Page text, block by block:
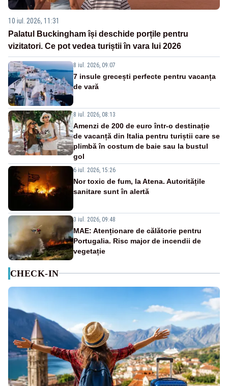
10 iul. 2026, 11:31
Palatul Buckingham își deschide porțile pentru
vizitatori. Ce pot vedea turiștii în vara lui 2026
8 iul. 2026, 09:07
7 insule grecești perfecte pentru vacanța
de vară
8 iul. 2026, 08:13
Amenzi de 200 de euro într-o destinație
de vacanță din Italia pentru turiștii care se
plimbă în costum de baie sau la bustul
gol
6 iul. 2026, 15:26
Nor toxic de fum, la Atena. Autoritățile
sanitare sunt în alertă
3 iul. 2026, 09:48
MAE: Atenționare de călătorie pentru
Portugalia. Risc major de incendii de
vegetație
CHECK-IN